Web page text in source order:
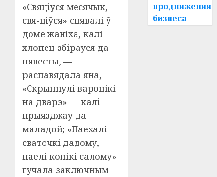
«Свяціўся месячык,
свя-ціўся» спявалі ў
доме жаніха, калі
хлопец збіраўся да
нявесты, —
распавядала яна, —
«Скрыпнулі вароцікі
на дварэ» — калі
прыязджаў да
маладой; «Паехалі
сваточкі дадому,
паелі конікі салому»
гучала заключным
продвижения
бизнеса